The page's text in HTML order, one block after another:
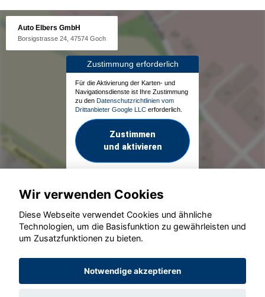
Auto Elbers GmbH
Borsigstrasse 24, 47574 Goch
Zustimmung erforderlich
Für die Aktivierung der Karten- und
Navigationsdienste ist Ihre Zustimmung
zu den Datenschutzrichtlinien vom
Drittanbieter Google LLC erforderlich.
Zustimmen
und aktivieren
© konjunkturmotor.de GmbH 2020 - 2026
Wir verwenden Cookies
Diese Webseite verwendet Cookies und ähnliche
Technologien, um die Basisfunktion zu gewährleisten und
um Zusatzfunktionen zu bieten.
Notwendige akzeptieren